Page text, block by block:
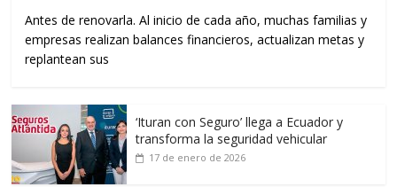
Antes de renovarla. Al inicio de cada año, muchas familias y
empresas realizan balances financieros, actualizan metas y
replantean sus
‘Ituran con Seguro’ llega a Ecuador y
transforma la seguridad vehicular
17 de enero de 2026